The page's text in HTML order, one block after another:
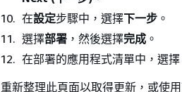
在設定步驟中，選擇下一步 。
選擇部署 ，然後選擇完成 。
在部署的應用程式清單中，選擇
重新整理此頁面以取得更新，或使